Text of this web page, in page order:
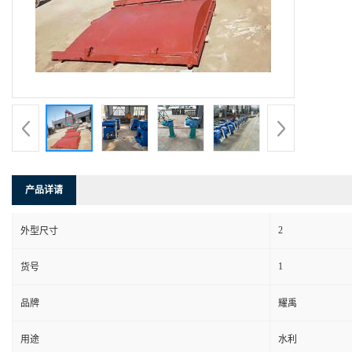
产品详请
外型尺寸 2
货号 1
品牌 耀禹
用途 水利